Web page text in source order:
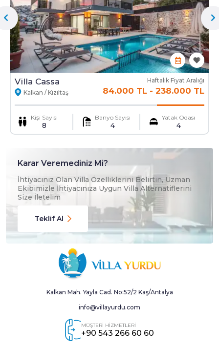
Ekstra Yatak Ekstra Temizlik
Mama Sandalyesi Ulaşım Hizmeti
Villa Cassa
Kalkan / Kızıltaş
Haftalık Fiyat Aralığı
84.000 TL - 238.000 TL
Kişi Sayısı
8
Banyo Sayısı
4
Yatak Odası
4
Karar Veremediniz Mi?
İhtiyacınız Olan Villa Özelliklerini Belirtin, Uzman
Ekibimizle İhtiyacınıza Uygun Villa Alternatiflerini
Size İletelim
Teklif Al
Kalkan Mah. Yayla Cad. No:52/2 Kaş/Antalya
info@villayurdu.com
MÜŞTERİ HİZMETLERİ
+90 543 266 60 60